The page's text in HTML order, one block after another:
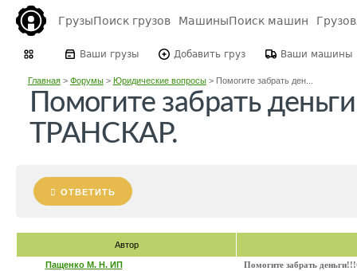
ГрузыПоиск грузов МашиныПоиск машин
Ваши грузы Добавить груз Ваши машины
Главная> Форумы> Юридические вопросы> Помогите забрать ден...
Помогите забрать
ТРАНСКАР.
ОТВЕТИТЬ
Автор
Пащенко М. Н. ИП Помогите забрать